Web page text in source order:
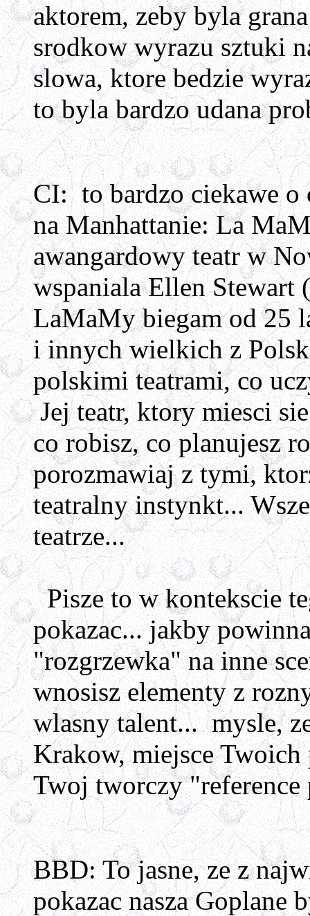
aktorem, zeby byla
srodkow wyrazu sztuki
slowa, ktore bedzie
to byla bardzo udana
CI: to bardzo ciekawe o
na Manhattanie: La
awangardowy teatr w
wspaniala Ellen Stewart
LaMaMy biegam od 25
i innych wielkich z
polskimi teatrami, co
Jej teatr, ktory miesci
co robisz, co planujesz
porozmawiaj z tymi,
teatralny instynkt...
teatrze...
Pisze to w kontekscie
pokazac... jakby
"rozgrzewka" na inne
wnosisz elementy z
wlasny talent... mysle,
Krakow, miejsce
Twoj tworczy
BBD: To jasne, ze z
pokazac nasza